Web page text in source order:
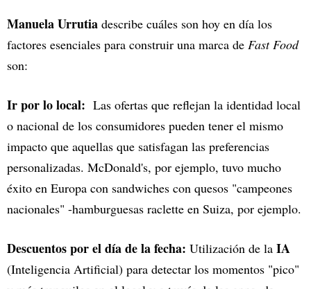
Manuela Urrutia describe cuáles son hoy en día los
factores esenciales para construir una marca de Fast Food
son:
Ir por lo local: Las ofertas que reflejan la identidad local
o nacional de los consumidores pueden tener el mismo
impacto que aquellas que satisfagan las preferencias
personalizadas. McDonald's, por ejemplo, tuvo mucho
éxito en Europa con sandwiches con quesos "campeones
nacionales" -hamburguesas raclette en Suiza, por ejemplo.
Descuentos por el día de la fecha: Utilización de la IA
(Inteligencia Artificial) para detectar los momentos "pico"